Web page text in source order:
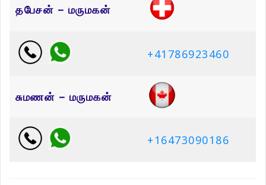
தபேசன் – மருமகன்
+41786923460
சுமணன் – மருமகன்
+16473090186